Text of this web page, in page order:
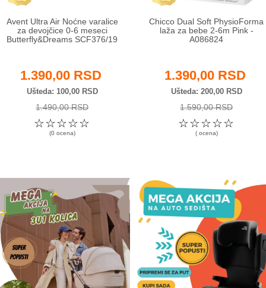
Avent Ultra Air Noćne varalice
za devojčice 0-6 meseci
Butterfly&Dreams SCF376/19
1.390,00 RSD
Ušteda 100,00 RSD
1.490,00 RSD
☆
☆
☆
☆
☆
(0 ocena)
Chicco Dual Soft PhysioForma
laža za bebe 2-6m Pink -
A086824
1.390,00 RSD
Ušteda 200,00 RSD
1.590,00 RSD
☆
☆
☆
☆
☆
( ocena)